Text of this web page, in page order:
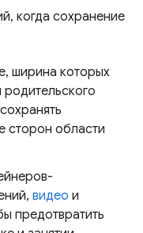
когда сохранение
ширина которых
сторон области
видео и
предотвратить